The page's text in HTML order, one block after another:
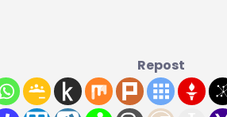
Repost